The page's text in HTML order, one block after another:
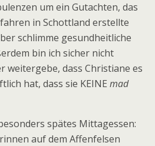
um ein Gutachten, das
in Schottland erstellte
schlimme gesundheitliche
bin ich sicher nicht
weitergebe, dass Christiane es
hat, dass sie KEINE mad
spätes Mittagessen:
auf dem Affenfelsen